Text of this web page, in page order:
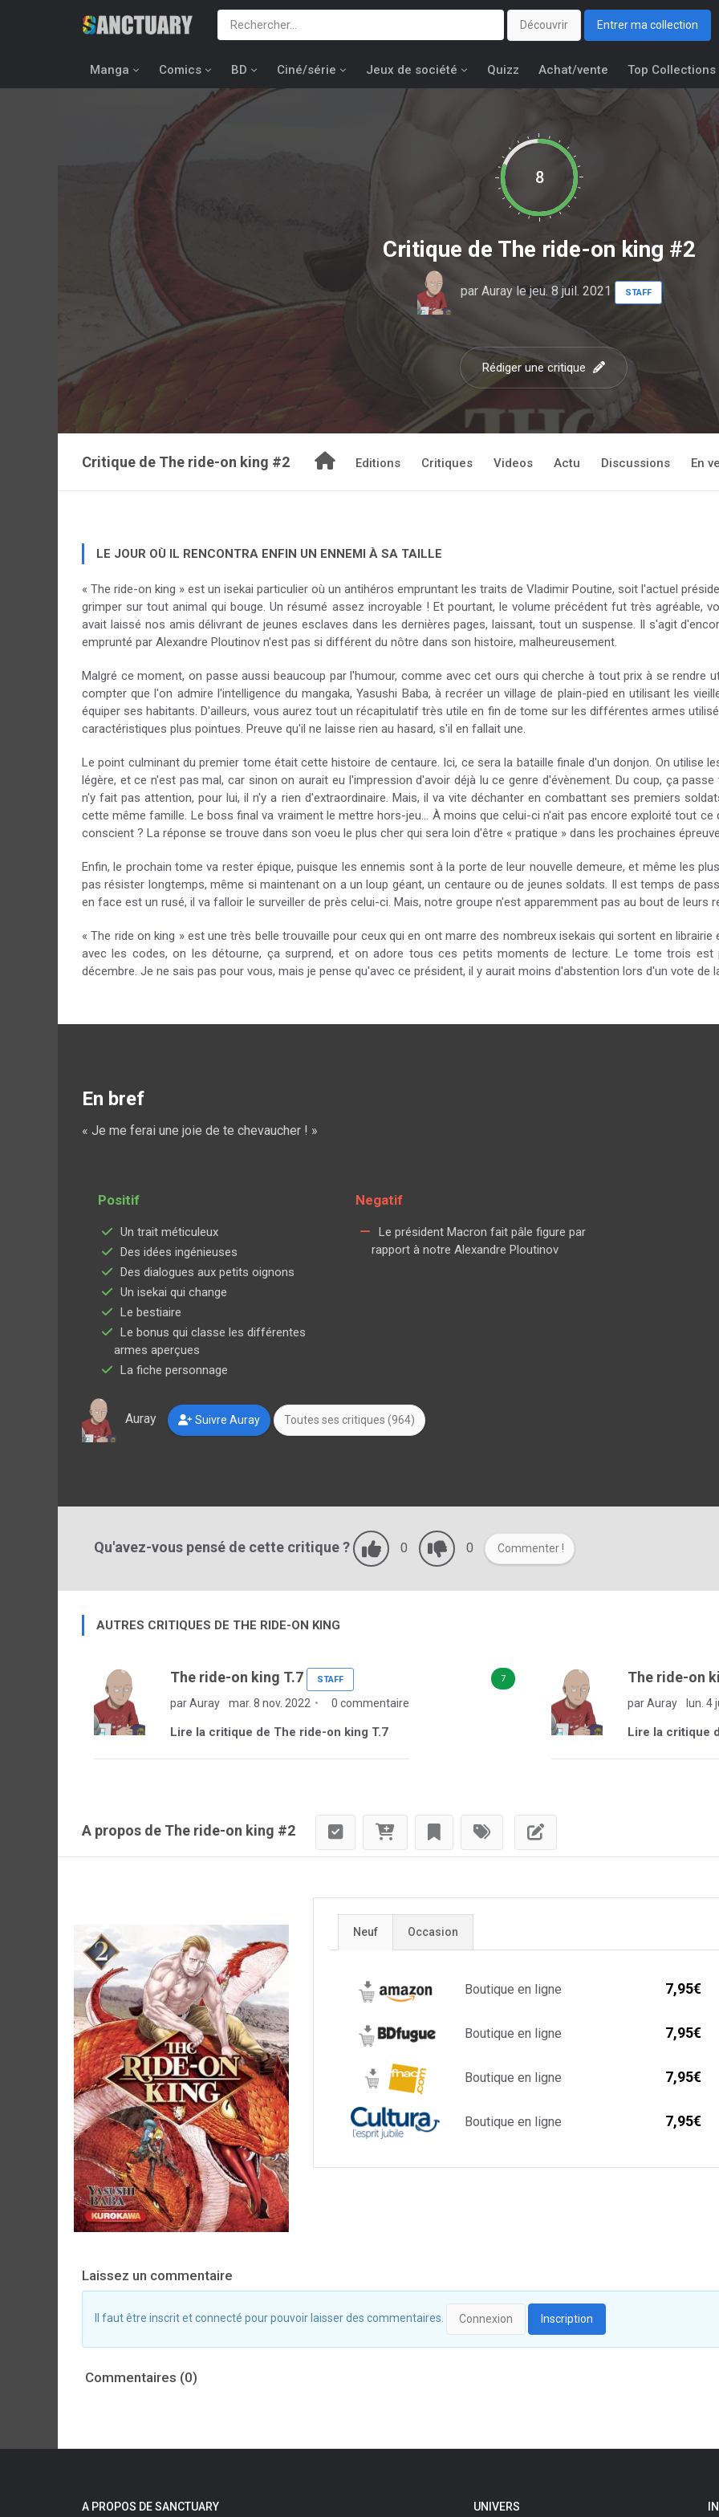
Découvrir Entrer ma collection
Manga Comics BD Ciné/série Jeux de société Quizz Achat/vente Top Collections
8
Critique de The ride-on king #2
par Aurayle jeu. 8 juil. 2021 STAFF
Rédiger une critique
Critique de The ride-on king #2 Editions Critiques Videos Actu Discussions En
LE JOUR OÙ IL RENCONTRA ENFIN UN ENNEMI À SA TAILLE
« The ride-on king » est un isekai particulier où un antihéros empruntant les traits de Vladimir Poutine, soit l'actuel
grimper sur tout animal qui bouge. Un résumé assez incroyable ! Et pourtant, le volume précédent fut très agréable,
avait laissé nos amis délivrant de jeunes esclaves dans les dernières pages, laissant, tout un suspense. Il s'agit
emprunté par Alexandre Ploutinov n'est pas si différent du nôtre dans son histoire, malheureusement.
Malgré ce moment, on passe aussi beaucoup par l'humour, comme avec cet ours qui cherche à tout prix à se rendre
compter que l'on admire l'intelligence du mangaka, Yasushi Baba, à recréer un village de plain-pied en utilisant les
équiper ses habitants. D'ailleurs, vous aurez tout un récapitulatif très utile en fin de tome sur les différentes armes
caractéristiques plus pointues. Preuve qu'il ne laisse rien au hasard, s'il en fallait une.
Le point culminant du premier tome était cette histoire de centaure. Ici, ce sera la bataille finale d'un donjon. On utilise
légère, et ce n'est pas mal, car sinon on aurait eu l'impression d'avoir déjà lu ce genre d'évènement. Du coup, ça
n'y fait pas attention, pour lui, il n'y a rien d'extraordinaire. Mais, il va vite déchanter en combattant ses premiers
cette même famille. Le boss final va vraiment le mettre hors-jeu... À moins que celui-ci n'ait pas encore exploité tout ce
conscient ? La réponse se trouve dans son voeu le plus cher qui sera loin d'être « pratique » dans les prochaines
Enfin, le prochain tome va rester épique, puisque les ennemis sont à la porte de leur nouvelle demeure, et même les
pas résister longtemps, même si maintenant on a un loup géant, un centaure ou de jeunes soldats. Il est temps de
en face est un rusé, il va falloir le surveiller de près celui-ci. Mais, notre groupe n'est apparemment pas au bout de leurs
« The ride on king » est une très belle trouvaille pour ceux qui en ont marre des nombreux isekais qui sortent en
avec les codes, on les détourne, ça surprend, et on adore tous ces petits moments de lecture. Le tome trois est
décembre. Je ne sais pas pour vous, mais je pense qu'avec ce président, il y aurait moins d'abstention lors d'un vote de
En bref
« Je me ferai une joie de te chevaucher ! »
Positif
Un trait méticuleux
Des idées ingénieuses
Des dialogues aux petits oignons
Un isekai qui change
Le bestiaire
Le bonus qui classe les différentes
armes aperçues
La fiche personnage
Negatif
Le président Macron fait pâle figure par
rapport à notre Alexandre Ploutinov
Auray Suivre Auray Toutes ses critiques (964)
Qu'avez-vous pensé de cette critique ? 0 0 Commenter !
AUTRES CRITIQUES DE THE RIDE-ON KING
7
The ride-on king T.7 STAFF
par Auray mar. 8 nov. 2022 0 commentaire
Lire la critique de The ride-on king T.7
The ride-on
par Auray lun. 4
Lire la critique
A propos de The ride-on king #2
Neuf Occasion
Boutique en ligne 7,95€
Boutique en ligne 7,95€
Boutique en ligne 7,95€
Boutique en ligne 7,95€
Laissez un commentaire
Il faut être inscrit et connecté pour pouvoir laisser des commentaires. Connexion Inscription
Commentaires (0)
A PROPOS DE SANCTUARY UNIVERS